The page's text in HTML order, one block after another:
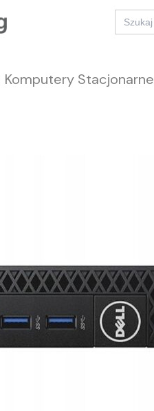
Search
for:
Komputery Stacjonarne